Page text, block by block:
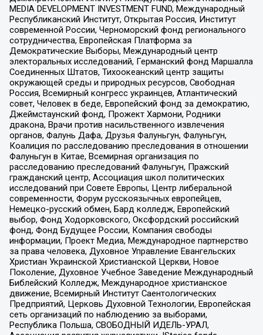
MEDIA DEVELOPMENT INVESTMENT FUND, Международный
Республиканский Институт, Открытая Россия, Институт
современной России, Черноморский фонд регионального
сотрудничества, Европейская Платформа за
Демократические Выборы, Международный центр
электоральных исследований, Германский фонд Маршалла
Соединенных Штатов, Тихоокеанский центр защиты
окружающей среды и природных ресурсов, Свободная
Россия, Всемирный конгресс украинцев, Атлантический
совет, Человек в беде, Европейский фонд за демократию,
Джеймстаунский фонд, Прожект Хармони, Родники
дракона, Врачи против насильственного извлечения
органов, Фалунь Дафа, Друзья Фалуньгун, Фалуньгун,
Коалиция по расследованию преследования в отношении
Фалуньгун в Китае, Всемирная организация по
расследованию преследований Фалуньгун, Пражский
гражданский центр, Ассоциация школ политических
исследований при Совете Европы, Центр либеральной
современности, Форум русскоязычных европейцев,
Немецко-русский обмен, Бард колледж, Европейский
выбор, Фонд Ходорковского, Оксфордский российский
фонд, Фонд Будущее России, Компания свободы
информации, Проект Медиа, Международное партнерство
за права человека, Духовное Управление Евангельских
Христиан Украинской Христианской Церкви, Новое
Поколение, Духовное Учебное Заведение Международный
Библейский Колледж, Международное христианское
движение, Всемирный Институт Саентологических
Предприятий, Церковь Духовной Технологии, Европейская
сеть организаций по наблюдению за выборами,
Республика Польша, СВОБОДНЫЙ ИДЕЛЬ-УРАЛ,